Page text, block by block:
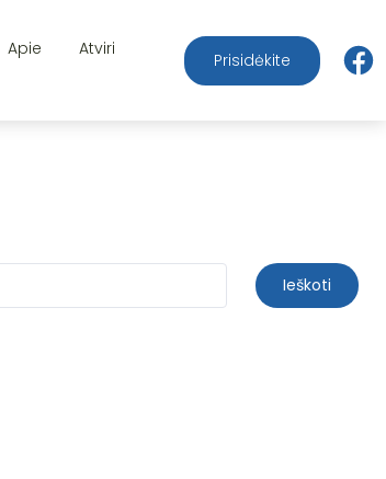
Apie
Atviri
Prisidėkite
Ieškoti